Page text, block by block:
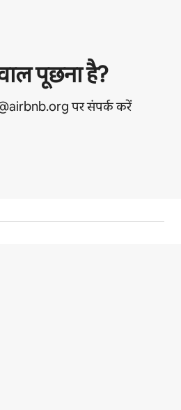
पूछना है?
पर संपर्क करें